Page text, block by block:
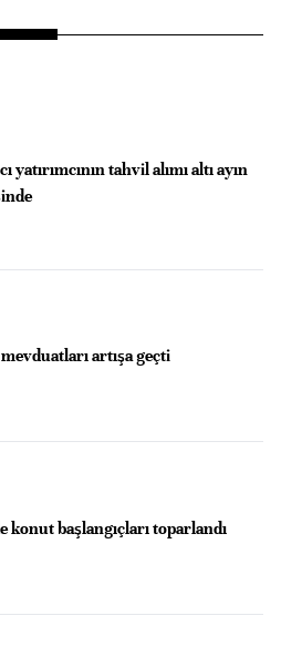
yatırımcının tahvil alımı altı ayın
artışa geçti
konut başlangıçları toparlandı